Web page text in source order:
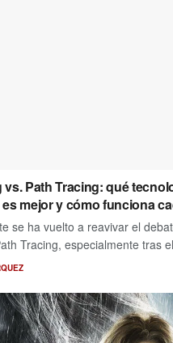
vs. Path Tracing: qué
mejor y cómo funciona
se ha vuelto a reavivar el
Tracing, especialmente tras